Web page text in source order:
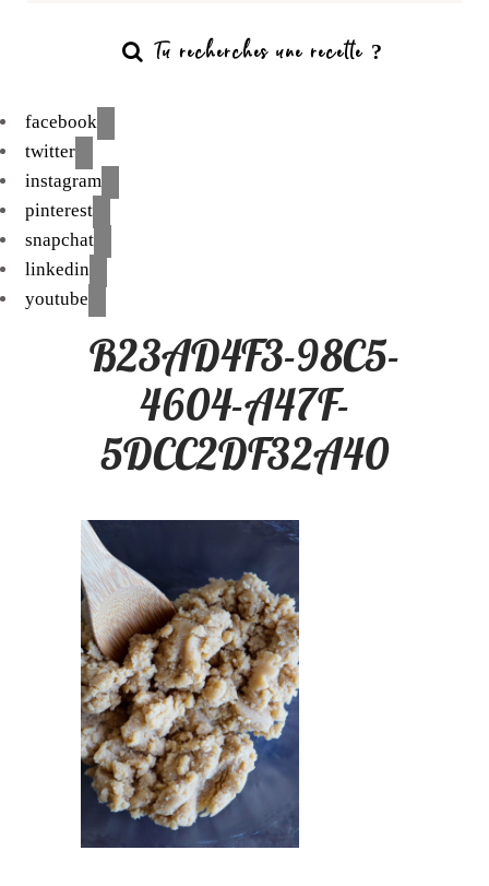
facebook
twitter
instagram
pinterest
snapchat
linkedin
youtube
B23AD4F3-98C5-
4604-A47F-
5DCC2DF32A40